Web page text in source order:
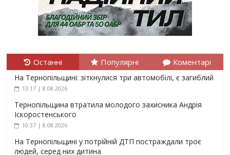
Останні Популярні Коментарі
На Тернопільщині: зіткнулися три автомобілі, є загиблий
13:17 | 8.08.2026
Тернопільщина втратила молодого захисника Андрія
Іскоростенського
10:37 | 8.08.2026
На Тернопільщині у потрійній ДТП постраждали троє
людей, серед них дитина